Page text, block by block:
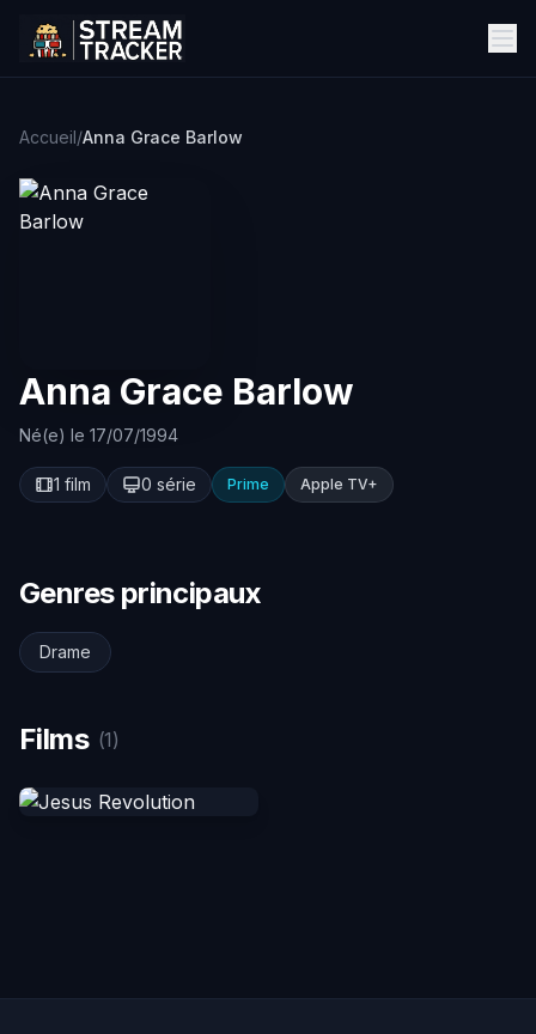
Accueil/Anna Grace Barlow
Anna Grace Barlow
Né(e) le 17/07/1994
1 film 0 série Prime Apple TV+
Genres principaux
Drame
Films (1)